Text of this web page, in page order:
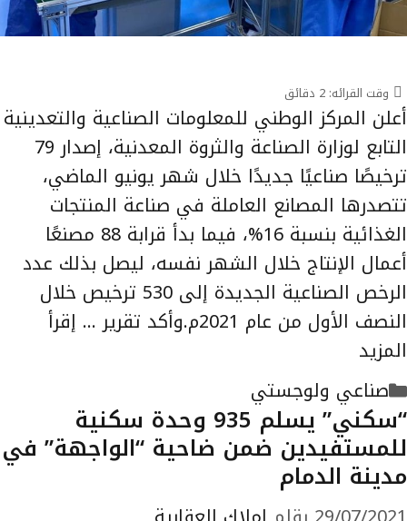
وقت القرائه: 2 دقائق
أعلن المركز الوطني للمعلومات الصناعية والتعدينية
التابع لوزارة الصناعة والثروة المعدنية، إصدار 79
ترخيصًا صناعيًا جديدًا خلال شهر يونيو الماضي،
تتصدرها المصانع العاملة في صناعة المنتجات
الغذائية بنسبة 16%، فيما بدأ قرابة 88 مصنعًا
أعمال الإنتاج خلال الشهر نفسه، ليصل بذلك عدد
الرخص الصناعية الجديدة إلى 530 ترخيص خلال
النصف الأول من عام 2021م.وأكد تقرير …
إقرأ
المزيد
التصنيفات
صناعي ولوجستي
“سكني” يسلم 935 وحدة سكنية
للمستفيدين ضمن ضاحية “الواجهة” في
مدينة الدمام